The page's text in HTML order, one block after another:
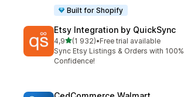
Built for Shopify
Etsy Integration by QuickSync
4,9/ 5 tähteä
(1 932)
1932 arvostelua yhteensä
•Free trial available
Sync Etsy Listings & Orders with 100%
Confidence!